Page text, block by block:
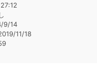
9/14
11/18